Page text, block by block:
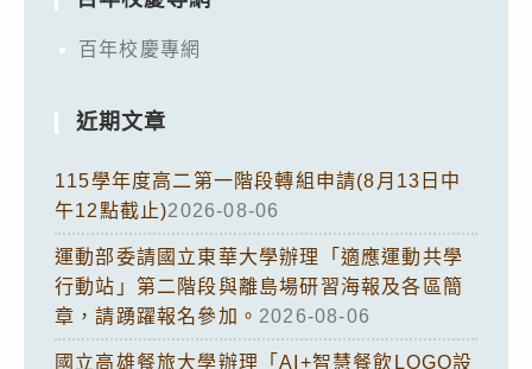
百年校慶專網
近期文章
115學年度高二第一階段轉組申請(8月13日中
午12點截止)2026-08-06
運動部委請國立東華大學辦理「適應運動共學
行動站」第二階段與離島場研習海報及各區簡
章，請踴躍報名參加。 2026-08-06
國立高雄餐旅大學辦理「AI+智慧餐飲LOGO設